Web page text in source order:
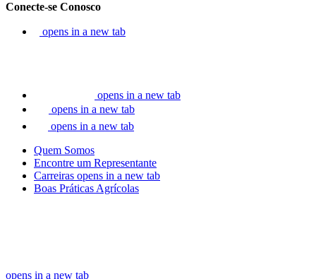
Conecte-se Conosco
opens in a new tab
opens in a new tab
opens in a new tab
opens in a new tab
Quem Somos
Encontre um Representante
Carreiras opens in a new tab
Boas Práticas Agrícolas
opens in a new tab